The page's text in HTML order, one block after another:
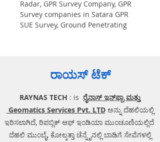
Radar, GPR Survey Company, GPR
Survey companies in Satara GPR
SUE Survey, Ground Penetrating
(Ground Penetrating Radar) Geo
scanning Survey Provider
Surface Utility Scanner |Locator,
Equipment. Instrument, GPR
Survey machine in Maharashtra,
.Ground Penetrating Radar
ರಾಯಸ್ ಟೆಕ್
RAYNAS TECH : is ರೈನಾಸ್ ಇನ್‌ಫ್ರಾ ಮತ್ತು
Geomatics Services Pvt. LTDಅನ್ನು ದೆಹಲಿಯಲ್ಲಿ
ಇರಿಸಲಾಗಿದೆ, ರಿಪಬ್ಲಿಕ್ ಆಫ್ ಇಂಡಿಯಾ ಮುಂಚೂಣಿಯಲ್ಲಿದೆ
ದೆಹಲಿ ಮುಂಬೈ, ಕೋಲ್ಕತ್ತಾ ಚೆನ್ನೈನಲ್ಲಿ ಬಾಡಿಗೆ ಸೇವೆಗಳಲ್ಲಿ